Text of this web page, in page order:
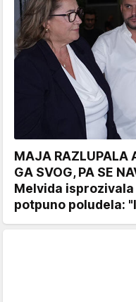
MAJA RAZLUPALA
GA SVOG, PA SE
Melvida
potpuno poludela: